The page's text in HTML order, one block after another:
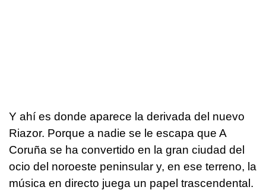
Y ahí es donde aparece la derivada del nuevo
Riazor. Porque a nadie se le escapa que A
Coruña se ha convertido en la gran ciudad del
ocio del noroeste peninsular y, en ese terreno, la
música en directo juega un papel trascendental.